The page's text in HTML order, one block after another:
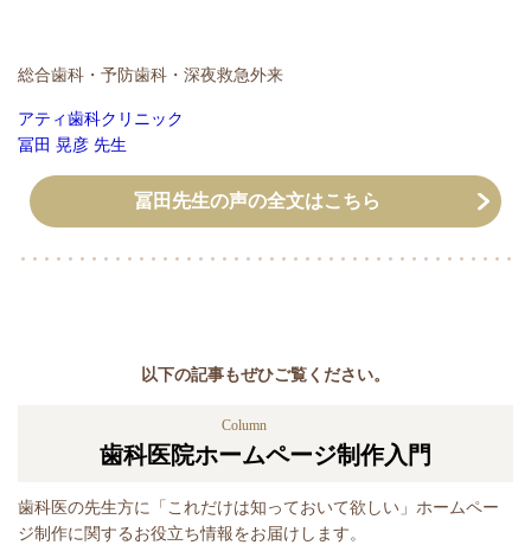
総合歯科・予防歯科・深夜救急外来
アティ歯科クリニック
冨田 晃彦 先生
冨田先生の声の全文はこちら
以下の記事もぜひご覧ください。
Column
歯科医院ホームページ制作入門
歯科医の先生方に「これだけは知っておいて欲しい」ホームペー
ジ制作に関するお役立ち情報をお届けします。